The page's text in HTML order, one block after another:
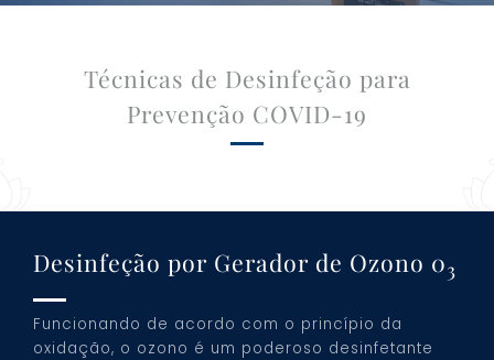
Técnicas de Desinfeção para
Prevenção COVID-19
Desinfeção por Gerador de Ozono 03
Funcionando de acordo com o princípio da
oxidação, o ozono é um poderoso desinfetante